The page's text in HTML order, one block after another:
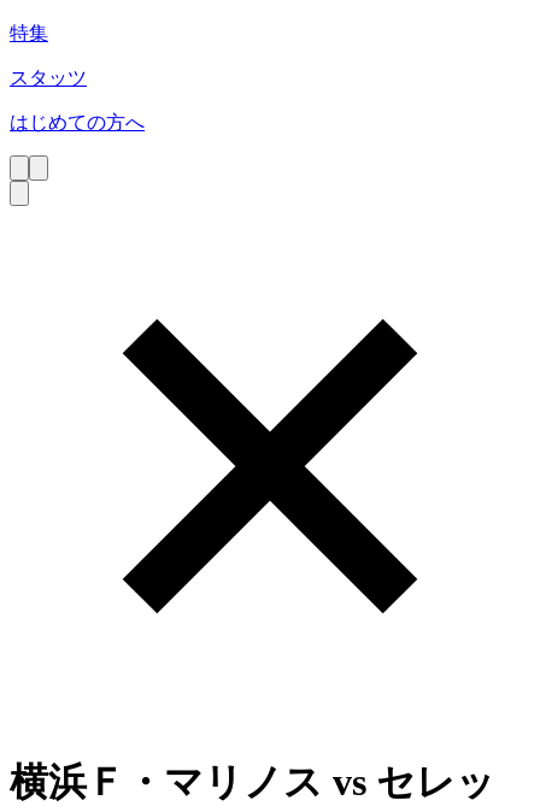
特集
スタッツ
はじめての方へ
横浜Ｆ・マリノス vs セレッ